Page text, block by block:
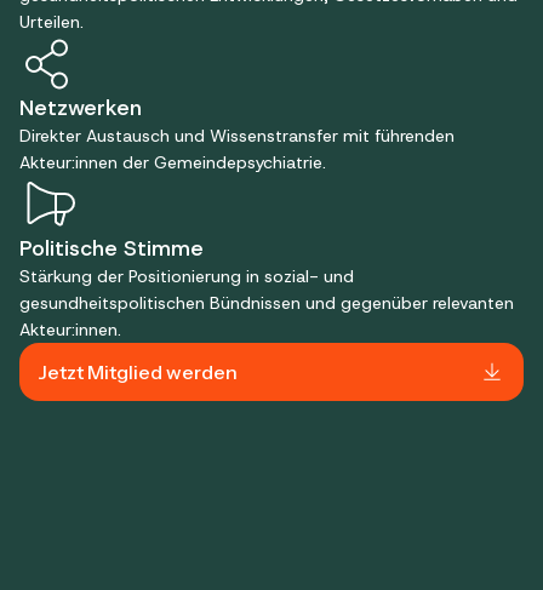
Urteilen.
Netzwerken
Direkter Austausch und Wissenstransfer mit führenden
Akteur:innen der Gemeindepsychiatrie.
Politische Stimme
Stärkung der Positionierung in sozial- und
gesundheitspolitischen Bündnissen und gegenüber relevanten
Akteur:innen.
Jetzt Mitglied werden